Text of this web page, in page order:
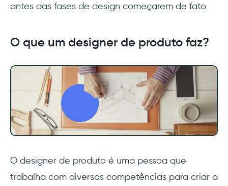
antes das fases de design começarem de fato.
O que um designer de produto faz?
O designer de produto é uma pessoa que
trabalha com diversas competências para criar a